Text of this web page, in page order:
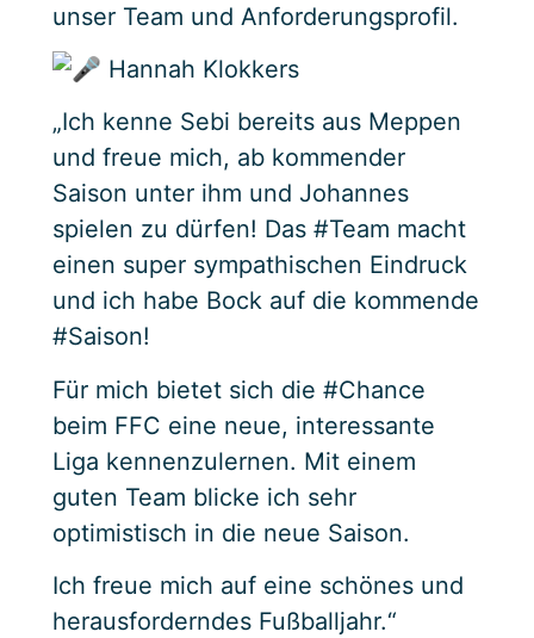
unser Team und Anforderungsprofil.
Hannah Klokkers
„Ich kenne Sebi bereits aus Meppen
und freue mich, ab kommender
Saison unter ihm und Johannes
spielen zu dürfen! Das #Team macht
einen super sympathischen Eindruck
und ich habe Bock auf die kommende
#Saison!
Für mich bietet sich die #Chance
beim FFC eine neue, interessante
Liga kennenzulernen. Mit einem
guten Team blicke ich sehr
optimistisch in die neue Saison.
Ich freue mich auf eine schönes und
herausforderndes Fußballjahr.“